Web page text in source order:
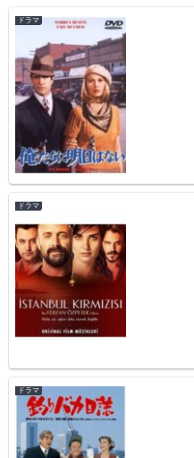
ドラマ
ドラマ
ドラマ